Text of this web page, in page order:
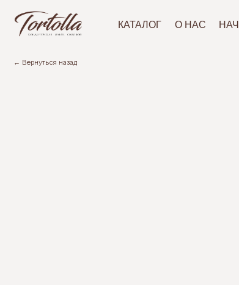
КАТАЛОГ О НАС НАЧИНКИ